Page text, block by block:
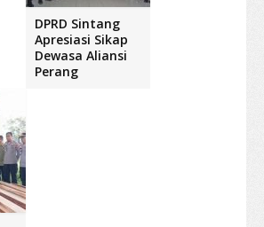
DPRD Sintang
Apresiasi Sikap
Dewasa Aliansi
Perang